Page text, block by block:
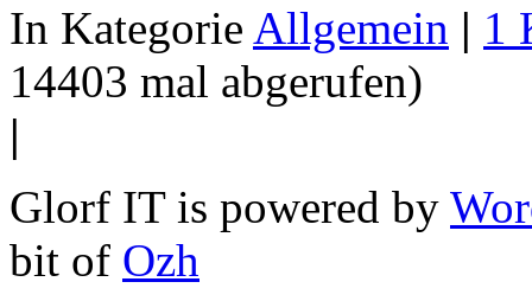
In Kategorie Allgemein | 1
14403 mal abgerufen)
|
Glorf IT is powered by
bit of Ozh